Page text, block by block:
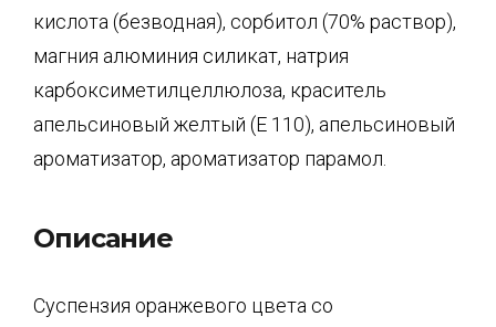
кислота (безводная), сорбитол (70% раствор),
магния алюминия силикат, натрия
карбоксиметилцеллюлоза, краситель
апельсиновый желтый (Е 110), апельсиновый
ароматизатор, ароматизатор парамол.
Описание
Суспензия оранжевого цвета со